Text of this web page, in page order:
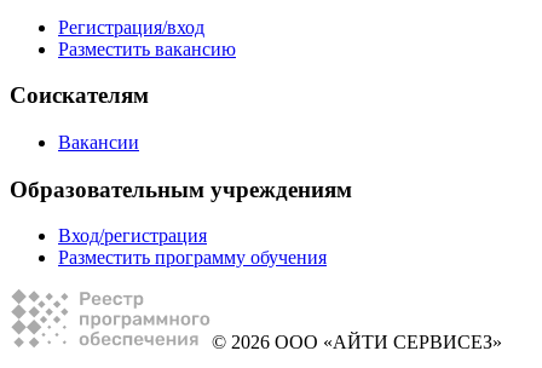
Регистрация/вход
Разместить вакансию
Соискателям
Вакансии
Образовательным учреждениям
Вход/регистрация
Разместить программу обучения
© 2026 ООО «АЙТИ СЕРВИСЕЗ»